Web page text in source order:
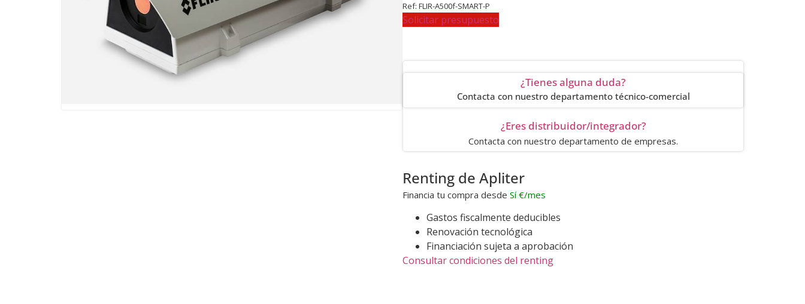
Ref: FLIR-A500f-SMART-P
Solicitar presupuesto
¿Tienes alguna duda?
Contacta con nuestro departamento técnico-comercial
¿Eres distribuidor/integrador?
Contacta con nuestro departamento de empresas.
Renting de Apliter
Financia tu compra desde Sí€/mes
Gastos fiscalmente deducibles
Renovación tecnológica
Financiación sujeta a aprobación
Consultar condiciones del renting